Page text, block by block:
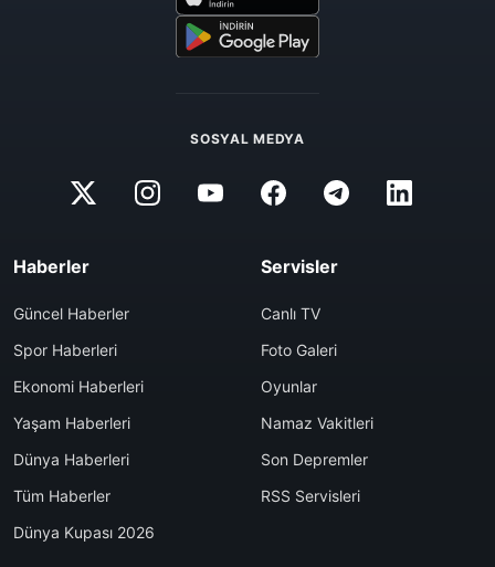
SOSYAL MEDYA
Haberler
Güncel Haberler
Spor Haberleri
Ekonomi Haberleri
Yaşam Haberleri
Dünya Haberleri
Tüm Haberler
Dünya Kupası 2026
Servisler
Canlı TV
Foto Galeri
Oyunlar
Namaz Vakitleri
Son Depremler
RSS Servisleri